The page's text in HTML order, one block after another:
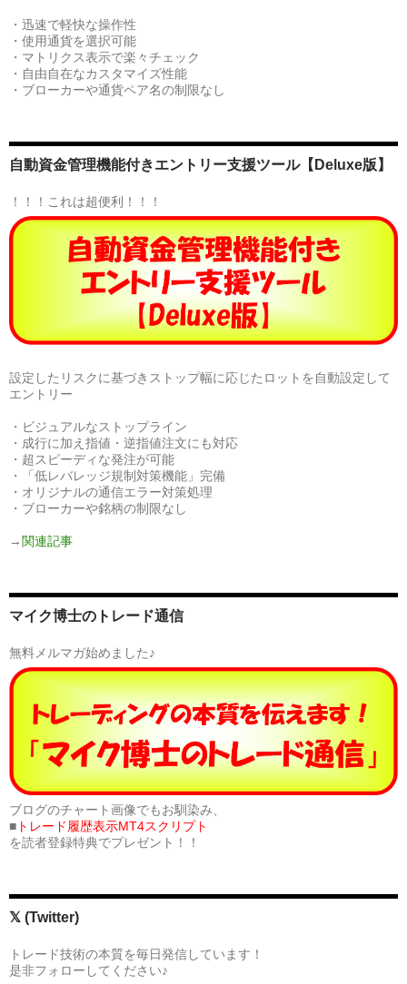
・迅速で軽快な操作性
・使用通貨を選択可能
・マトリクス表示で楽々チェック
・自由自在なカスタマイズ性能
・ブローカーや通貨ペア名の制限なし
自動資金管理機能付きエントリー支援ツール【Deluxe版】
！！！これは超便利！！！
設定したリスクに基づきストップ幅に応じたロットを自動設定して
エントリー
・ビジュアルなストップライン
・成行に加え指値・逆指値注文にも対応
・超スピーディな発注が可能
・「低レバレッジ規制対策機能」完備
・オリジナルの通信エラー対策処理
・ブローカーや銘柄の制限なし
→ 関連記事
マイク博士のトレード通信
無料メルマガ始めました♪
ブログのチャート画像でもお馴染み、
■ トレード履歴表示MT4スクリプト
を読者登録特典でプレゼント！！
𝕏 (Twitter)
トレード技術の本質を毎日発信しています！
是非フォローしてください♪